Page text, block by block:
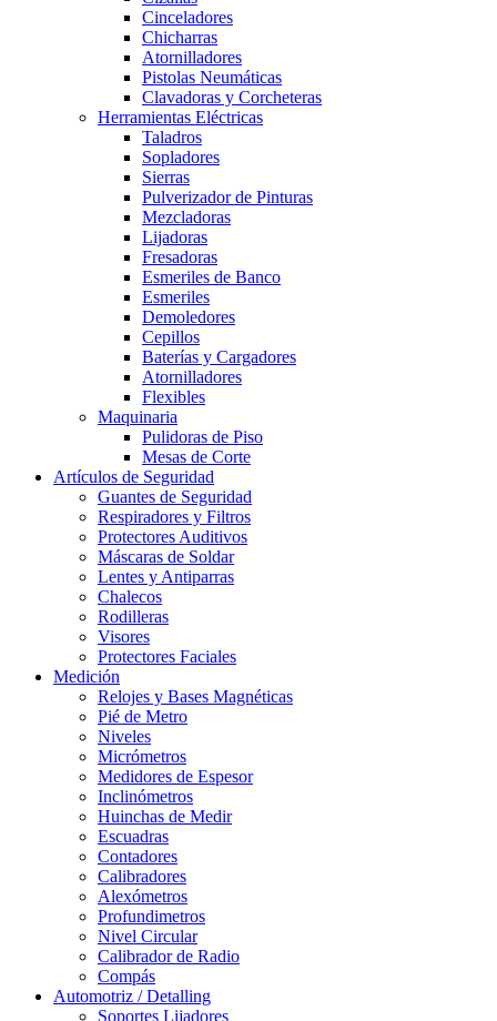
Cinceladores
Chicharras
Atornilladores
Pistolas Neumáticas
Clavadoras y Corcheteras
Herramientas Eléctricas
Taladros
Sopladores
Sierras
Pulverizador de Pinturas
Mezcladoras
Lijadoras
Fresadoras
Esmeriles de Banco
Esmeriles
Demoledores
Cepillos
Baterías y Cargadores
Atornilladores
Flexibles
Maquinaria
Pulidoras de Piso
Mesas de Corte
Artículos de Seguridad
Guantes de Seguridad
Respiradores y Filtros
Protectores Auditivos
Máscaras de Soldar
Lentes y Antiparras
Chalecos
Rodilleras
Visores
Protectores Faciales
Medición
Relojes y Bases Magnéticas
Pié de Metro
Niveles
Micrómetros
Medidores de Espesor
Inclinómetros
Huinchas de Medir
Escuadras
Contadores
Calibradores
Alexómetros
Profundimetros
Nivel Circular
Calibrador de Radio
Compás
Automotriz / Detalling
Soportes Lijadores